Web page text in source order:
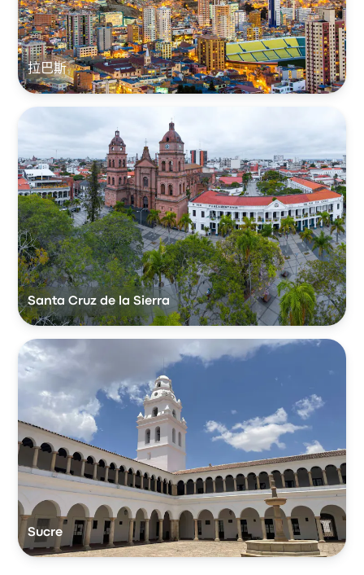
拉巴斯
Santa Cruz de la Sierra
Sucre